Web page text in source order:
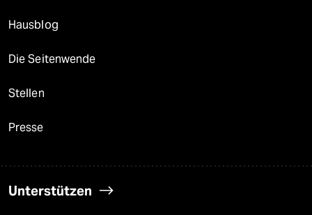
Hausblog
Die Seitenwende
Stellen
Presse
Unterstützen